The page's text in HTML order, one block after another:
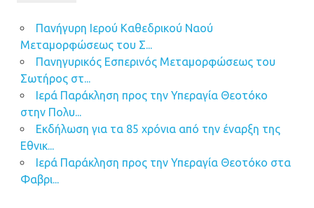
Πανήγυρη Ιερού Καθεδρικού Ναού
Μεταμορφώσεως του Σ...
Πανηγυρικός Εσπερινός Μεταμορφώσεως του
Σωτήρος στ...
Ιερά Παράκληση προς την Υπεραγία Θεοτόκο
στην Πολυ...
Εκδήλωση για τα 85 χρόνια από την έναρξη της
Εθνικ...
Ιερά Παράκληση προς την Υπεραγία Θεοτόκο στα
Φαβρι...